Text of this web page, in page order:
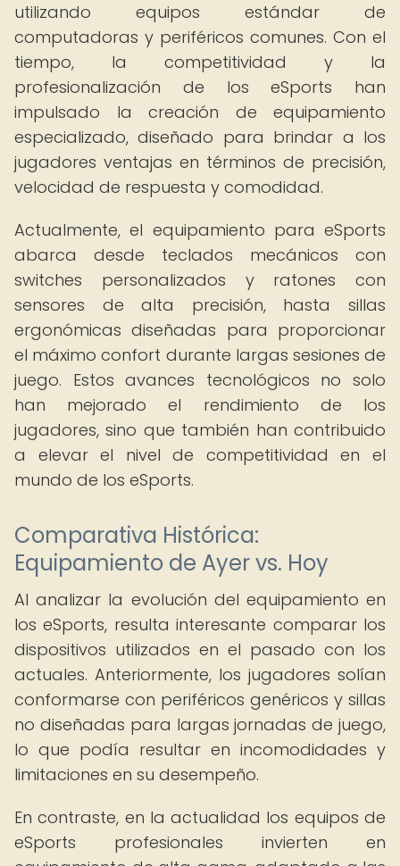
utilizando equipos estándar de
computadoras y periféricos comunes. Con el
tiempo, la competitividad y la
profesionalización de los eSports han
impulsado la creación de equipamiento
especializado, diseñado para brindar a los
jugadores ventajas en términos de precisión,
velocidad de respuesta y comodidad.
Actualmente, el equipamiento para eSports
abarca desde teclados mecánicos con
switches personalizados y ratones con
sensores de alta precisión, hasta sillas
ergonómicas diseñadas para proporcionar
el máximo confort durante largas sesiones de
juego. Estos avances tecnológicos no solo
han mejorado el rendimiento de los
jugadores, sino que también han contribuido
a elevar el nivel de competitividad en el
mundo de los eSports.
Comparativa Histórica:
Equipamiento de Ayer vs. Hoy
Al analizar la evolución del equipamiento en
los eSports, resulta interesante comparar los
dispositivos utilizados en el pasado con los
actuales. Anteriormente, los jugadores solían
conformarse con periféricos genéricos y sillas
no diseñadas para largas jornadas de juego,
lo que podía resultar en incomodidades y
limitaciones en su desempeño.
En contraste, en la actualidad los equipos de
eSports profesionales invierten en